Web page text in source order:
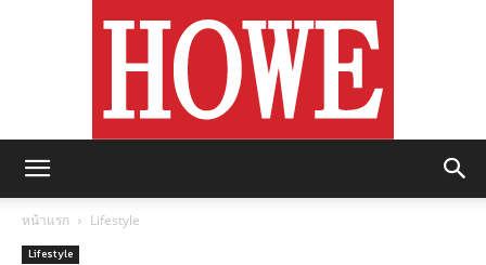
หน้าแรก Lifestyle
Lifestyle